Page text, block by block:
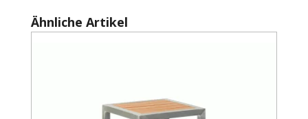
Produktgalerie überspringen
Ähnliche Artikel